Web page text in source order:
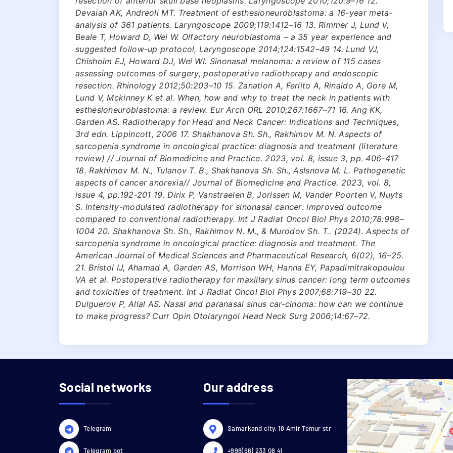
Devaiah AK, Andreoli MT. Treatment of esthesioneuroblastoma: a 16-year meta-
analysis of 361 patients. Laryngoscope 2009;119:1412–16 13. Rimmer J, Lund V,
Beale T, Howard D, Wei W. Olfactory neuroblastoma – a 35 year experience and
suggested follow-up protocol, Laryngoscope 2014;124:1542–49 14. Lund VJ,
Chisholm EJ, Howard DJ, Wei WI. Sinonasal melanoma: a review of 115 cases
assessing outcomes of surgery, postoperative radiotherapy and endoscopic
resection. Rhinology 2012;50:203–10 15. Zanation A, Ferlito A, Rinaldo A, Gore M,
Lund V, Mckinney K et al. When, how and why to treat the neck in patients with
esthesioneuroblastoma: a review. Eur Arch ORL 2010;267:1667–71 16. Ang KK,
Garden AS. Radiotherapy for Head and Neck Cancer: Indications and Techniques,
3rd edn. Lippincott, 2006 17. Shakhanova Sh. Sh., Rakhimov M. N. Aspects of
sarcopenia syndrome in oncological practice: diagnosis and treatment (literature
review) // Journal of Biomedicine and Practice. 2023, vol. 8, issue 3, pp. 406-417
18. Rakhimov M. N., Tulanov T. B., Shakhanova Sh. Sh., Aslsnova M. L. Pathogenetic
aspects of cancer anorexia// Journal of Biomedicine and Practice. 2023, vol. 8,
issue 4, pp.192-201 19. Dirix P, Vanstraelen B, Jorissen M, Vander Poorten V, Nuyts
S. Intensity-modulated radiotherapy for sinonasal cancer: improved outcome
compared to conventional radiotherapy. Int J Radiat Oncol Biol Phys 2010;78:998–
1004 20. Shakhanova Sh. Sh., Rakhimov N. M., & Murodov Sh. T.. (2024). Aspects of
sarcopenia syndrome in oncological practice: diagnosis and treatment. The
American Journal of Medical Sciences and Pharmaceutical Research, 6(02), 16–25.
21. Bristol IJ, Ahamad A, Garden AS, Morrison WH, Hanna EY, Papadimitrakopoulou
VA et al. Postoperative radiotherapy for maxillary sinus cancer: long term outcomes
and toxicities of treatment. Int J Radiat Oncol Biol Phys 2007;68:719–30 22.
Dulguerov P, Allal AS. Nasal and paranasal sinus car-cinoma: how can we continue
to make progress? Curr Opin Otolaryngol Head Neck Surg 2006;14:67–72.
Social networks
Telegram
Telegram bot
Our address
Samarkand city, 18 Amir Temur str
+998(66) 233 08 41